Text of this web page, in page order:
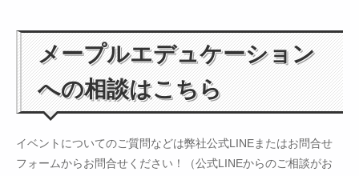
メープルエデュケーション
への相談はこちら
イベントについてのご質問などは弊社公式LINEまたはお問合せ
フォームからお問合せください！（公式LINEからのご相談がお